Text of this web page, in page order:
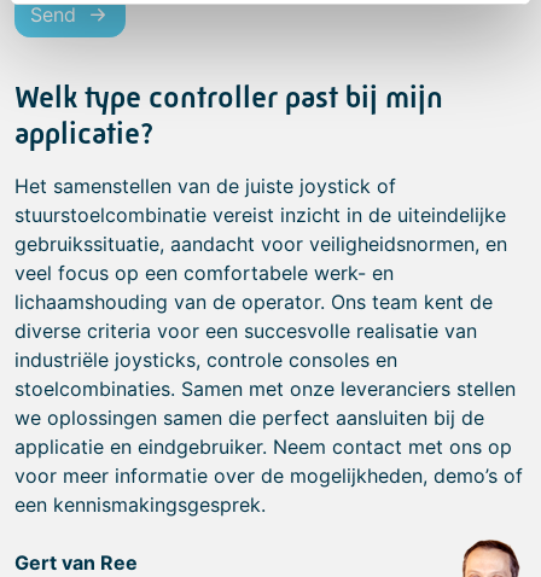
Send
Welk type controller past bij mijn
applicatie?
Het samenstellen van de juiste joystick of
stuurstoelcombinatie vereist inzicht in de uiteindelijke
gebruikssituatie, aandacht voor veiligheidsnormen, en
veel focus op een comfortabele werk- en
lichaamshouding van de operator. Ons team kent de
diverse criteria voor een succesvolle realisatie van
industriële joysticks, controle consoles en
stoelcombinaties. Samen met onze leveranciers stellen
we oplossingen samen die perfect aansluiten bij de
applicatie en eindgebruiker. Neem contact met ons op
voor meer informatie over de mogelijkheden, demo’s of
een kennismakingsgesprek.
Gert van Ree